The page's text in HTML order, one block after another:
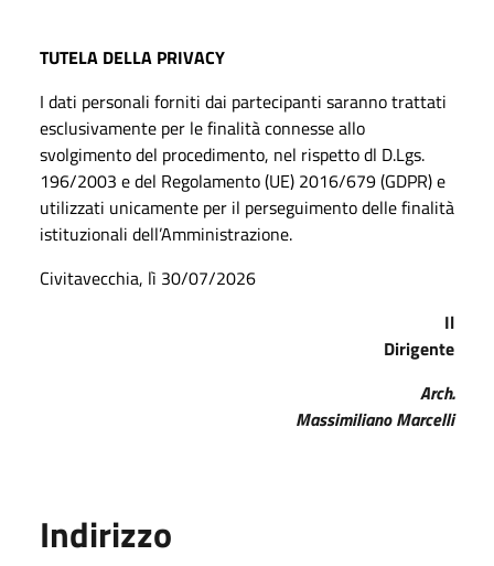
TUTELA DELLA PRIVACY
I dati personali forniti dai partecipanti saranno trattati
esclusivamente per le finalità connesse allo
svolgimento del procedimento, nel rispetto dl D.Lgs.
196/2003 e del Regolamento (UE) 2016/679 (GDPR) e
utilizzati unicamente per il perseguimento delle finalità
istituzionali dell’Amministrazione.
Civitavecchia, lì 30/07/2026
Il
Dirigente
Arch.
Massimiliano Marcelli
Indirizzo